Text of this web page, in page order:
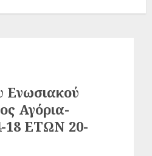
Ενωσιακού
Αγόρια-
18 ΕΤΩΝ 20-